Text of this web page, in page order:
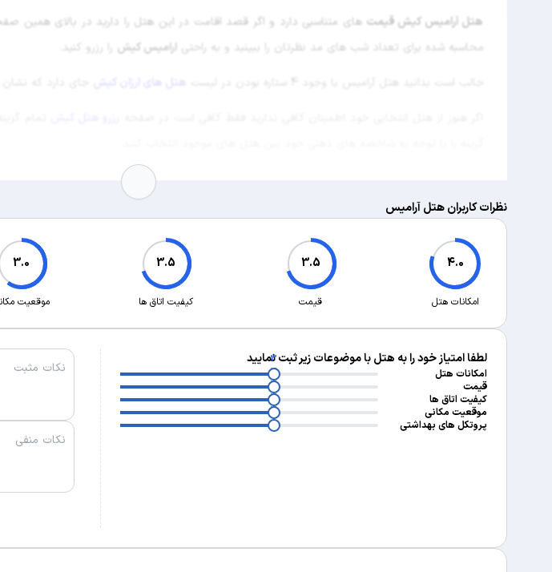
هتل آرامیس کیش قیمت های متناسبی دارد و اگر قصد اقامت در این هتل را دارید در بالای همین
محاسبه شده برای تعداد شب های مد نظرتان را ببینید و به راحتی
ارامیس کیش را رزرو کنید.
جالب است بدانید هتل آرامیس با وجود 4 ستاره بودن در لیست هتل های ارزان کیش جای دارد که
نظرات کاربران هتل آرامیس
4.0
امکانات هتل
3.5
قیمت
3.5
کیفیت اتاق ها
3.0
موقعیت
لطفا امتیاز خود را به هتل با موضوعات زیر ثبت نمایید
امکانات هتل
3
قیمت
3
کیفیت اتاق ها
3
موقعیت مکانی
3
پروتکل های بهداشتی
3